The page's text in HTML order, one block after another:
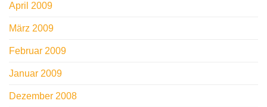
April 2009
März 2009
Februar 2009
Januar 2009
Dezember 2008